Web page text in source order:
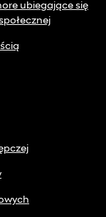
ubiegające się